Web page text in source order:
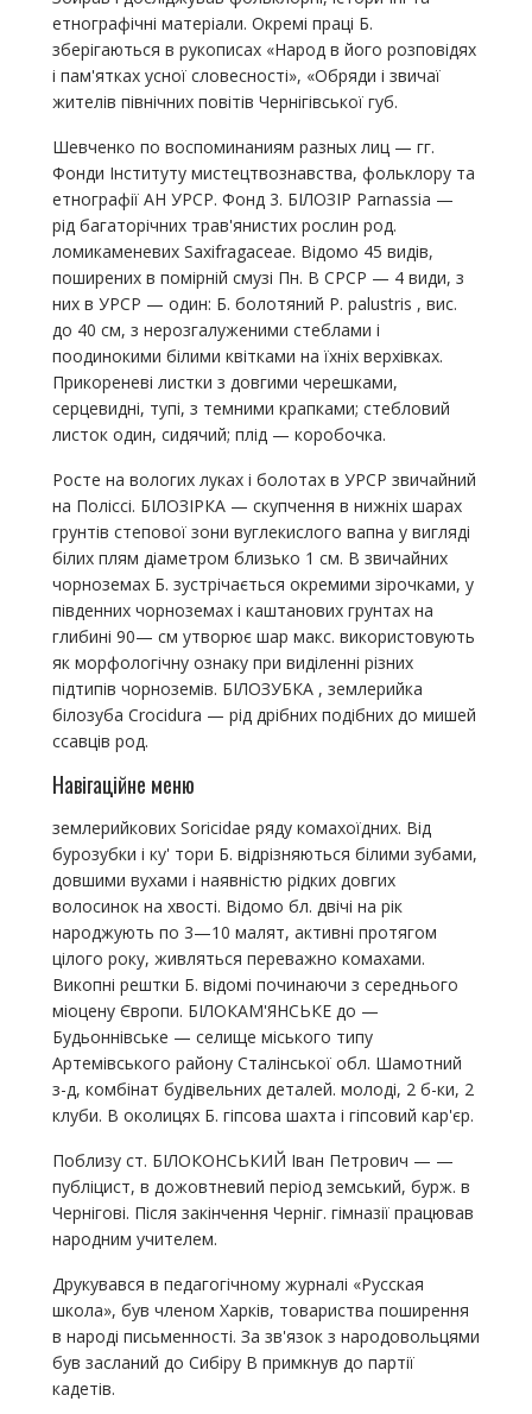
етнографічні матеріали. Окремі праці Б.
зберігаються в рукописах «Народ в його розповідях
і пам'ятках усної словесності», «Обряди і звичаї
жителів північних повітів Чернігівської губ.
Шевченко по воспоминаниям разных лиц — гг.
Фонди Інституту мистецтвознавства, фольклору та
етнографії АН УРСР. Фонд 3. БІЛОЗІР Parnassia —
рід багаторічних трав'янистих рослин род.
ломикаменевих Saxifragaceae. Відомо 45 видів,
поширених в помірній смузі Пн. В СРСР — 4 види, з
них в УРСР — один: Б. болотяний P. palustris , вис.
до 40 см, з нерозгалуженими стеблами і
поодинокими білими квітками на їхніх верхівках.
Прикореневі листки з довгими черешками,
серцевидні, тупі, з темними крапками; стебловий
листок один, сидячий; плід — коробочка.
Росте на вологих луках і болотах в УРСР звичайний
на Поліссі. БІЛОЗІРКА — скупчення в нижніх шарах
грунтів степової зони вуглекислого вапна у вигляді
білих плям діаметром близько 1 см. В звичайних
чорноземах Б. зустрічається окремими зірочками, у
південних чорноземах і каштанових грунтах на
глибині 90— см утворює шар макс. використовують
як морфологічну ознаку при виділенні різних
підтипів чорноземів. БІЛОЗУБКА , землерийка
білозуба Crocidura — рід дрібних подібних до мишей
ссавців род.
Навігаційне меню
землерийкових Soricidae ряду комахоїдних. Від
бурозубки і ку' тори Б. відрізняються білими зубами,
довшими вухами і наявністю рідких довгих
волосинок на хвості. Відомо бл. двічі на рік
народжують по 3—10 малят, активні протягом
цілого року, живляться переважно комахами.
Викопні рештки Б. відомі починаючи з середнього
міоцену Європи. БІЛОКАМ'ЯНСЬКЕ до —
Будьоннівське — селище міського типу
Артемівського району Сталінської обл. Шамотний
з-д, комбінат будівельних деталей. молоді, 2 б-ки, 2
клуби. В околицях Б. гіпсова шахта і гіпсовий кар'єр.
Поблизу ст. БІЛОКОНСЬКИЙ Іван Петрович — —
публіцист, в дожовтневий період земський, бурж. в
Чернігові. Після закінчення Черніг. гімназії працював
народним учителем.
Друкувався в педагогічному журналі «Русская
школа», був членом Харків, товариства поширення
в народі письменності. За зв'язок з народовольцями
був засланий до Сибіру В примкнув до партії
кадетів.